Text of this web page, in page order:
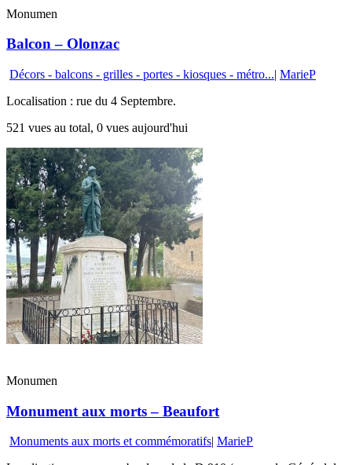
Monumen
Balcon – Olonzac
Décors - balcons - grilles - portes - kiosques - métro...| MarieP
Localisation : rue du 4 Septembre.
521 vues au total, 0 vues aujourd'hui
Monumen
Monument aux morts – Beaufort
Monuments aux morts et commémoratifs| MarieP